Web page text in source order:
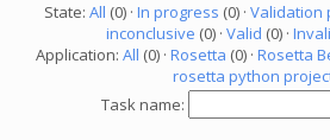
State: All (0) · In progress (0) · Validation
inconclusive (0) · Valid (0) ·
Application: All (0) · Rosetta (0) · Rosetta
rosetta python
Task name: